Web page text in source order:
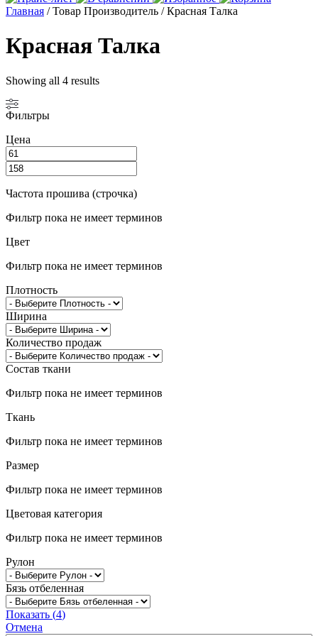
Главная / Товар Производитель / Красная Талка
Красная Талка
Showing all 4 results
Фильтры
Цена
Частота прошива (строчка)
Фильтр пока не имеет терминов
Цвет
Фильтр пока не имеет терминов
Плотность
Ширина
Количество продаж
Состав ткани
Фильтр пока не имеет терминов
Ткань
Фильтр пока не имеет терминов
Размер
Фильтр пока не имеет терминов
Цветовая категория
Фильтр пока не имеет терминов
Рулон
Бязь отбеленная
Показать (4)
Отмена